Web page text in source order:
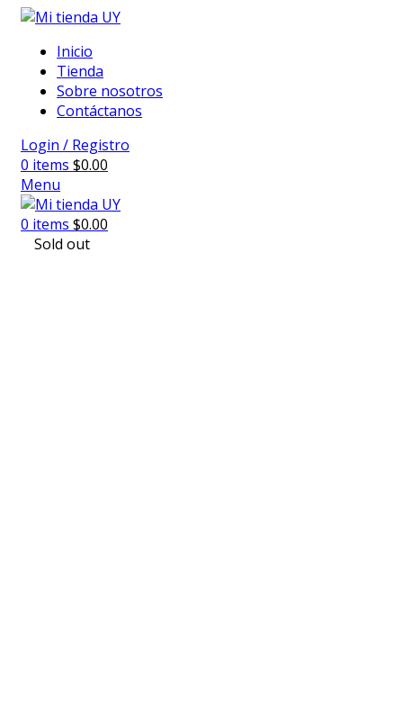
Inicio
Tienda
Sobre nosotros
Contáctanos
Login / Registro
0 items $0.00
Menu
0 items $0.00
Sold out